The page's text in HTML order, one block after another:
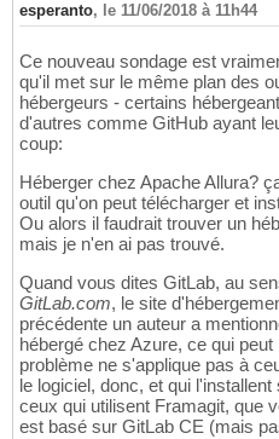
esperanto, le 11/06/2018 à 11h44
Ce nouveau sondage est
qu'il met sur le même plan des
hébergeurs - certains
d'autres comme GitHub ayant
coup:
Héberger chez Apache Allura?
outil qu'on peut télécharger et
Ou alors il faudrait trouver un
mais je n'en ai pas trouvé.
Quand vous dites GitLab, au
GitLab.com, le site
précédente un auteur a
hébergé chez Azure, ce qui
problème ne s'applique pas à
le logiciel, donc, et qui
ceux qui utilisent Framagit, que
est basé sur GitLab CE (mais